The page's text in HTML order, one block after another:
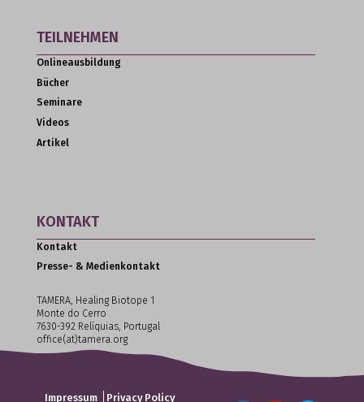
TEILNEHMEN
Onlineausbildung
Bücher
Seminare
Videos
Artikel
KONTAKT
Kontakt
Presse- & Medienkontakt
TAMERA, Healing Biotope 1
Monte do Cerro
7630-392 Relíquias, Portugal
office(at)tamera.org
Impressum| Privacy Policy